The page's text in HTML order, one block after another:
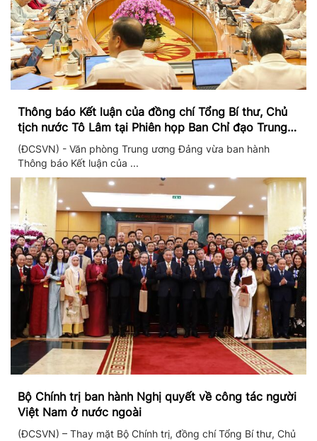
Thông báo Kết luận của đồng chí Tổng Bí thư, Chủ
tịch nước Tô Lâm tại Phiên họp Ban Chỉ đạo Trung
ương thực hiện Nghị quyết 57
(ĐCSVN) - Văn phòng Trung ương Đảng vừa ban hành
Thông báo Kết luận của ...
Bộ Chính trị ban hành Nghị quyết về công tác người
Việt Nam ở nước ngoài
(ĐCSVN) – Thay mặt Bộ Chính trị, đồng chí Tổng Bí thư, Chủ